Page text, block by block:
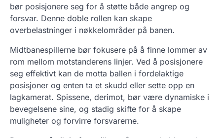
bør posisjonere seg for å støtte både angrep og
forsvar. Denne doble rollen kan skape
overbelastninger i nøkkelområder på banen.
Midtbanespillerne bør fokusere på å finne lommer av
rom mellom motstanderens linjer. Ved å posisjonere
seg effektivt kan de motta ballen i fordelaktige
posisjoner og enten ta et skudd eller sette opp en
lagkamerat. Spissene, derimot, bør være dynamiske i
bevegelsene sine, og stadig skifte for å skape
muligheter og forvirre forsvarerne.